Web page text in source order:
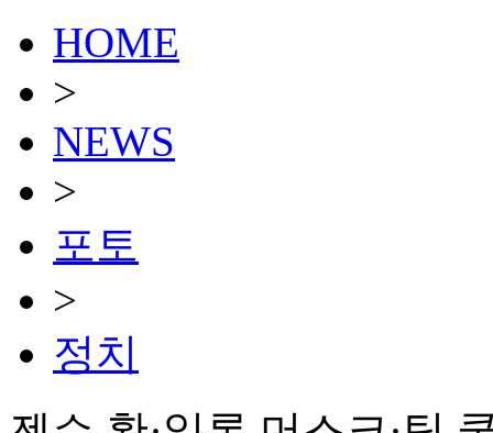
HOME
>
NEWS
>
포토
>
정치